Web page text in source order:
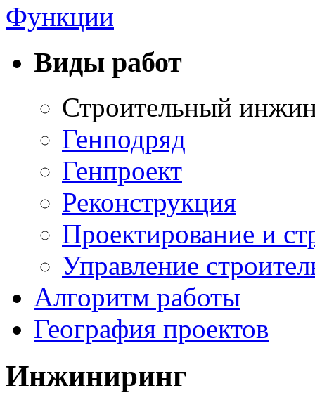
Функции
Виды работ
Строительный
Генподряд
Генпроект
Реконструкция
Проектирование и
Управление
Алгоритм работы
География проектов
Инжиниринг